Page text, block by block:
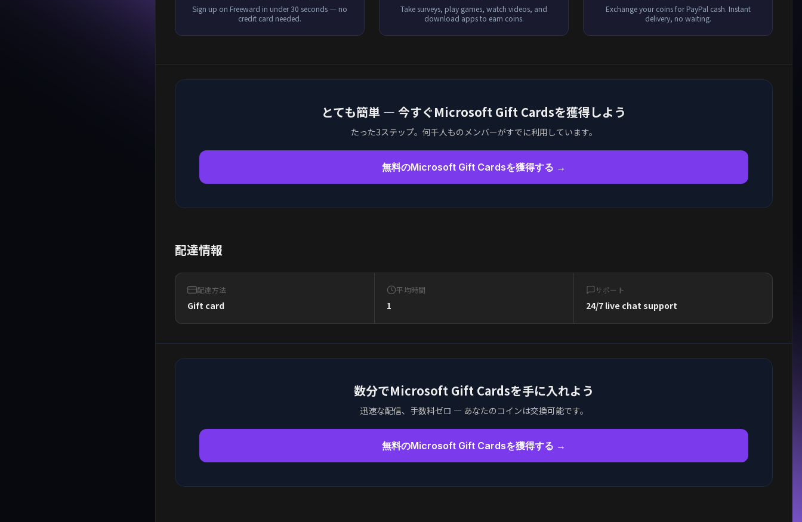
Sign up on Freeward in under 30 seconds — no
credit card needed.
Take surveys, play games, watch videos, and
download apps to earn coins.
Exchange your coins for PayPal cash. Instant
delivery, no waiting.
とても簡単 — 今すぐMicrosoft Gift Cardsを獲得しよう
たった3ステップ。何千人ものメンバーがすでに利用しています。
無料のMicrosoft Gift Cardsを獲得する →
配達情報
配達方法
Gift card
平均時間
1
サポート
24/7 live chat support
数分でMicrosoft Gift Cardsを手に入れよう
迅速な配信、手数料ゼロ — あなたのコインは交換可能です。
無料のMicrosoft Gift Cardsを獲得する →